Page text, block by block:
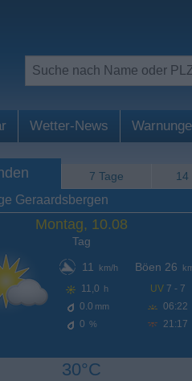
Wetter-News
7 Tage 14
Geraardsbergen
Montag, 10.08
Tag
11
km/h
11,0 h
0.0 mm
0 %
Böen 26
UV 7 - 7
06:22
21:17
30°C